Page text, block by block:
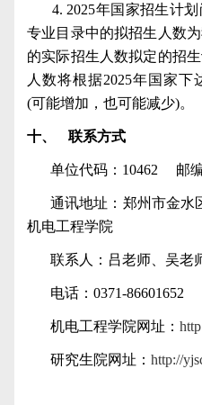
4. 2025年国家招生计
专业目录中的拟招生人数
的实际招生人数拟定的招
人数将根据2025年国家下
(可能增加，也可能减少)。
十、 联系方式
单位代码： 10462 邮
通讯地址：郑州市金水
机电工程学院
联系人：吕老师、吴老
电话： 0371-86601652
机电工程学院网址：
研究生院网址： http://